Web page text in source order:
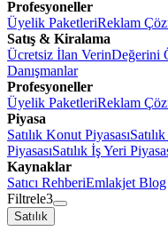
Profesyoneller
Üyelik PaketleriReklam
Satış & Kiralama
Ücretsiz İlan VerinDeğerini
Danışmanlar
Profesyoneller
Üyelik PaketleriReklam
Piyasa
Satılık Konut Piyasası
PiyasasıSatılık İş Yeri
Kaynaklar
Satıcı RehberiEmlakjet Blog
Filtrele3
Satılık